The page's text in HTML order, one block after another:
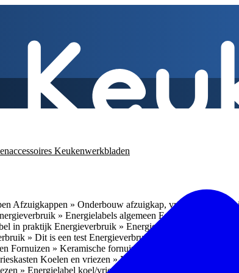
Afzuigkappen » Onderbouw afzuigkap, vrijhangende
» Energielabels algemeen Energieverbruik »
in praktijk Energieverbruik » Energieverbruik in de praktijk
» Dit is een test Energieverbruik » 1
Fornuizen » Keramische fornuizen Keukenapparatuur »
Koelen en vriezen » Nismaten Koelen en vriezen
» Energielabel koel/vrieskasten
Keukenwerkbladen